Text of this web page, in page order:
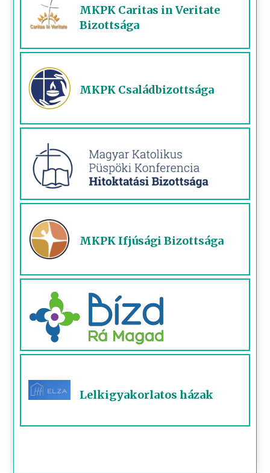
MKPK Caritas in Veritate
Bizottsága
MKPK Családbizottsága
MKPK Ifjúsági Bizottsága
Lelkigyakorlatos házak